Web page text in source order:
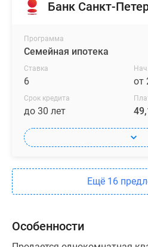
Банк Санкт-
Программа
Семейная ипотека
Ставка
6 от
Срок кредита
до 30 лет
Ещё 16
Особенности